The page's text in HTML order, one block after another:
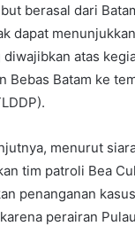
berasal dari
dapat
diwajibkan atas
Bebas Batam ke
menurut
tim patroli Bea
penanganan
perairan